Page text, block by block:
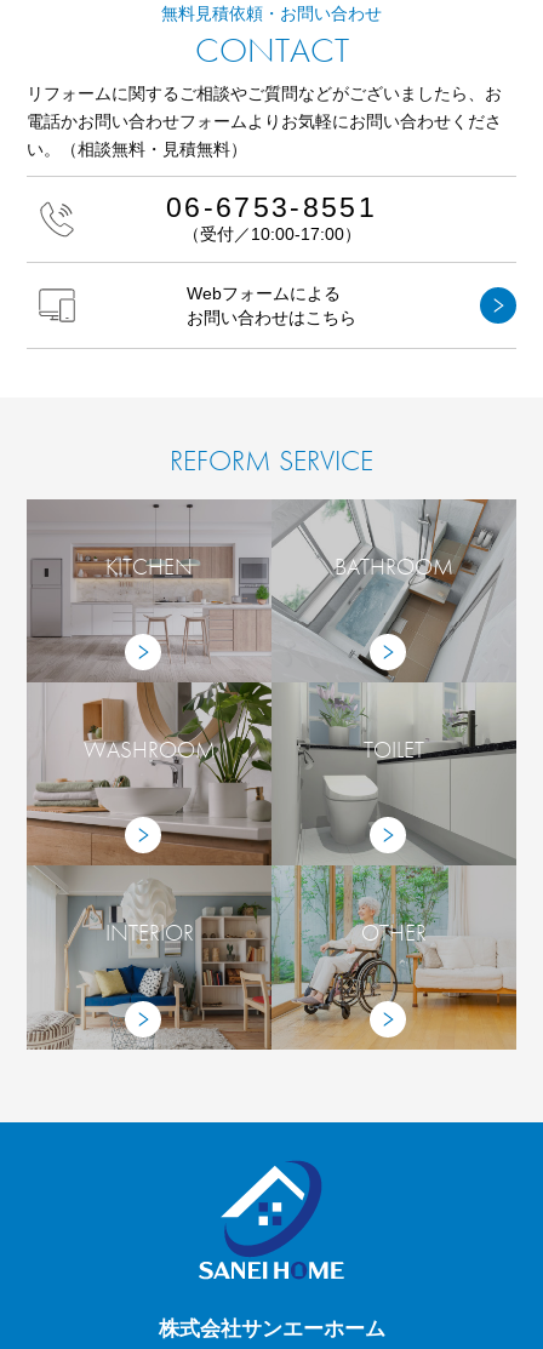
無料見積依頼・お問い合わせ
CONTACT
リフォームに関するご相談やご質問などがございましたら、 お
電話かお問い合わせフォームよりお気軽にお問い合わせくださ
い。
（相談無料・見積無料）
06-6753-8551
（受付／10:00-17:00）
Webフォームによる
お問い合わせはこちら
REFORM SERVICE
KITCHEN BATHROOM
WASHROOM TOILET
INTERIOR OTHER
株式会社サンエーホーム